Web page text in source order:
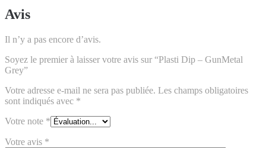
Avis
Il n’y a pas encore d’avis.
Soyez le premier à laisser votre avis sur “Plasti Dip – GunMetal
Grey”
Votre adresse e-mail ne sera pas publiée. Les champs obligatoires
sont indiqués avec *
Votre note *
Votre avis *